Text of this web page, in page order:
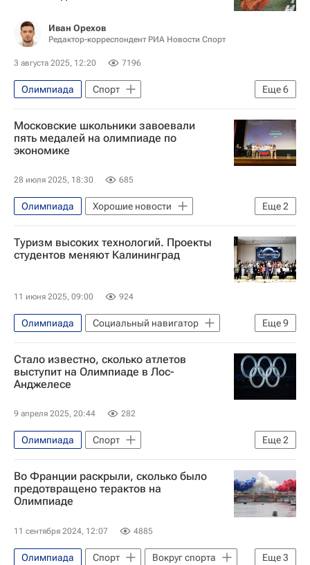
Иван Орехов
Редактор-корреспондент РИА Новости Спорт
3 августа 2025, 12:20 7196
Еще6
Олимпиада
Спорт
Авторы РИА Новости Спорт
Олимпийские игры
Зимние Олимпийские игры 2014
Вокруг спорта
Фотогалерея РИА Спорт
Московские школьники завоевали
пять медалей на олимпиаде по
экономике
28 июля 2025, 18:30 685
Еще2
Олимпиада
Хорошие новости
Москва
Баку
Туризм высоких технологий. Проекты
студентов меняют Калининград
11 июня 2025, 09:00 924
Еще9
Олимпиада
Социальный навигатор
СН_Образование
Общество
Калининград
Россия
Калининградская область
Балтийский федеральный университет
Дальневосточный федеральный университет
Туризм
Стало известно, сколько атлетов
выступит на Олимпиаде в Лос-
Анджелесе
9 апреля 2025, 20:44 282
Еще2
Олимпиада
Спорт
Международный олимпийский комитет (МОК)
Олимпийские игры
Во Франции раскрыли, сколько было
предотвращено терактов на
Олимпиаде
11 сентября 2024, 12:07 4885
Еще3
Олимпиада Спорт
Вокруг спорта